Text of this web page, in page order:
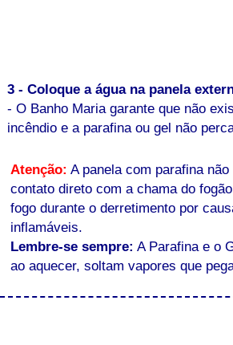
3 - Coloque a água na panela
- O Banho Maria garante que não
incêndio e a parafina ou gel não
Atenção: A panela com parafina
contato direto com a chama do
fogo durante o derretimento por
inflamáveis.
Lembre-se sempre: A Parafina e o
ao aquecer, soltam vapores que